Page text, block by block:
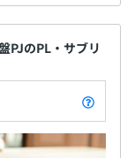
PJのPL・サブリ